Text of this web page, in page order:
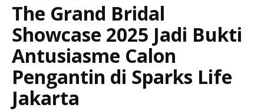
The Grand Bridal
Showcase 2025 Jadi Bukti
Antusiasme Calon
Pengantin di Sparks Life
Jakarta